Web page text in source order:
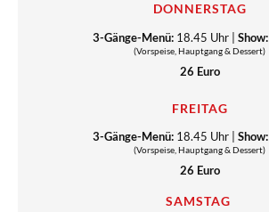
DONNERSTAG
3-Gänge-Menü: 18.45 Uhr | Show:
(Vorspeise, Hauptgang & Dessert)
26 Euro
FREITAG
3-Gänge-Menü: 18.45 Uhr | Show:
(Vorspeise, Hauptgang & Dessert)
26 Euro
SAMSTAG